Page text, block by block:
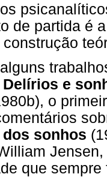
de partida é
Delírios e
o
sonhos
Jensen,
que